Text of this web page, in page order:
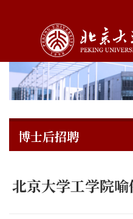
博士后招聘
北京大学工学院